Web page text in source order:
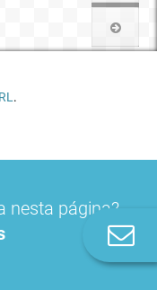
.
nesta página?